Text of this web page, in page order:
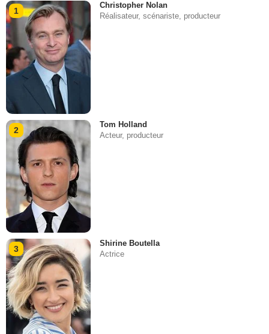
1
Christopher Nolan
Réalisateur, scénariste, producteur
2
Tom Holland
Acteur, producteur
3
Shirine Boutella
Actrice